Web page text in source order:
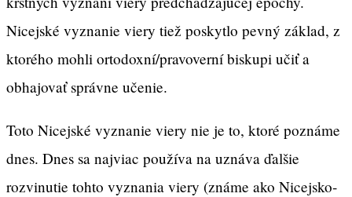
Nicejské vyznanie viery tiež poskytlo pevný základ, z
ktorého mohli ortodoxní/pravoverní biskupi učiť a
obhajovať správne učenie.
Toto Nicejské vyznanie viery nie je to, ktoré poznáme
dnes. Dnes sa najviac používa na uznáva ďalšie
rozvinutie tohto vyznania viery (známe ako Nicejsko-